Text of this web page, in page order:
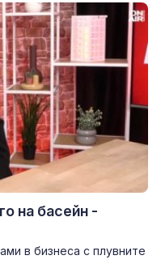
на басейн -
в бизнеса с плувните